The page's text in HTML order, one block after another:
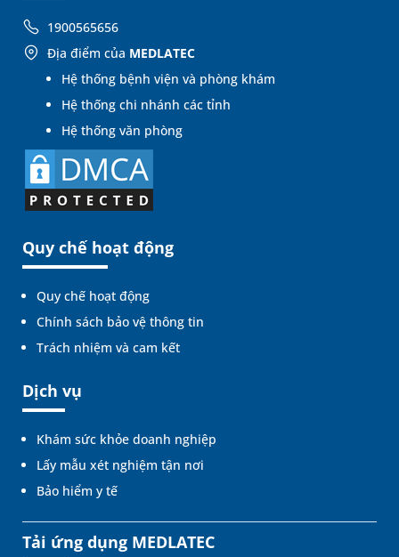
1900565656
Địa điểm của MEDLATEC
Hệ thống bệnh viện và phòng khám
Hệ thống chi nhánh các tỉnh
Hệ thống văn phòng
Quy chế hoạt động
Quy chế hoạt động
Chính sách bảo vệ thông tin
Trách nhiệm và cam kết
Dịch vụ
Khám sức khỏe doanh nghiệp
Lấy mẫu xét nghiệm tận nơi
Bảo hiểm y tế
Tải ứng dụng MEDLATEC